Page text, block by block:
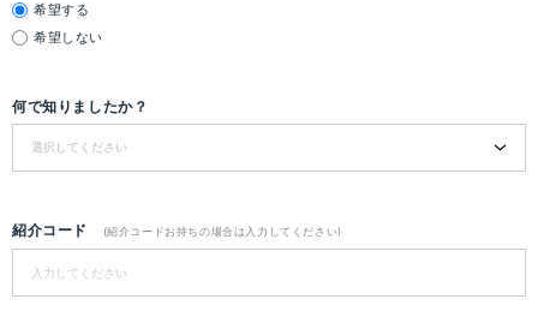
希望する
希望しない
何で知りましたか？
紹介コード (紹介コードお持ちの場合は入力してください)